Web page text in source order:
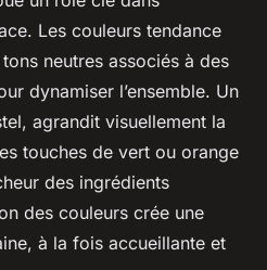
Les couleurs tendance
neutres associés à des
dynamiser l’ensemble. Un
agrandit visuellement la
touches de vert ou orange
des ingrédients
des couleurs crée une
à la fois accueillante et